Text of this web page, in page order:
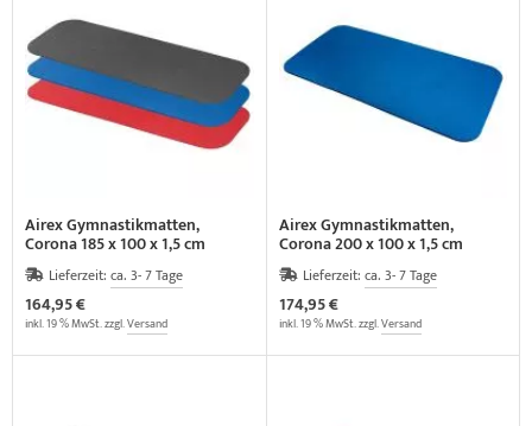
Airex Gymnastikmatten,
Corona 185 x 100 x 1,5 cm
Lieferzeit: ca. 3- 7 Tage
164,95 €
inkl. 19 % MwSt. zzgl.Versand
Airex Gymnastikmatten,
Corona 200 x 100 x 1,5 cm
Lieferzeit: ca. 3- 7 Tage
174,95 €
inkl. 19 % MwSt. zzgl.Versand
& Schädel
Gel
Hedge Hock (NEU IM SORTIMENT)
Elasko (NEU IM SORTIMENT)
& Zubehör
Vertikalzug
Trainingstische